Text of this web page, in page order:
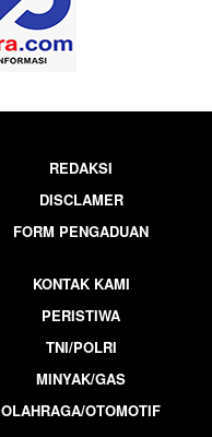
REDAKSI
DISCLAMER
FORM PENGADUAN
KONTAK KAMI
PERISTIWA
TNI/POLRI
MINYAK/GAS
OLAHRAGA/OTOMOTIF